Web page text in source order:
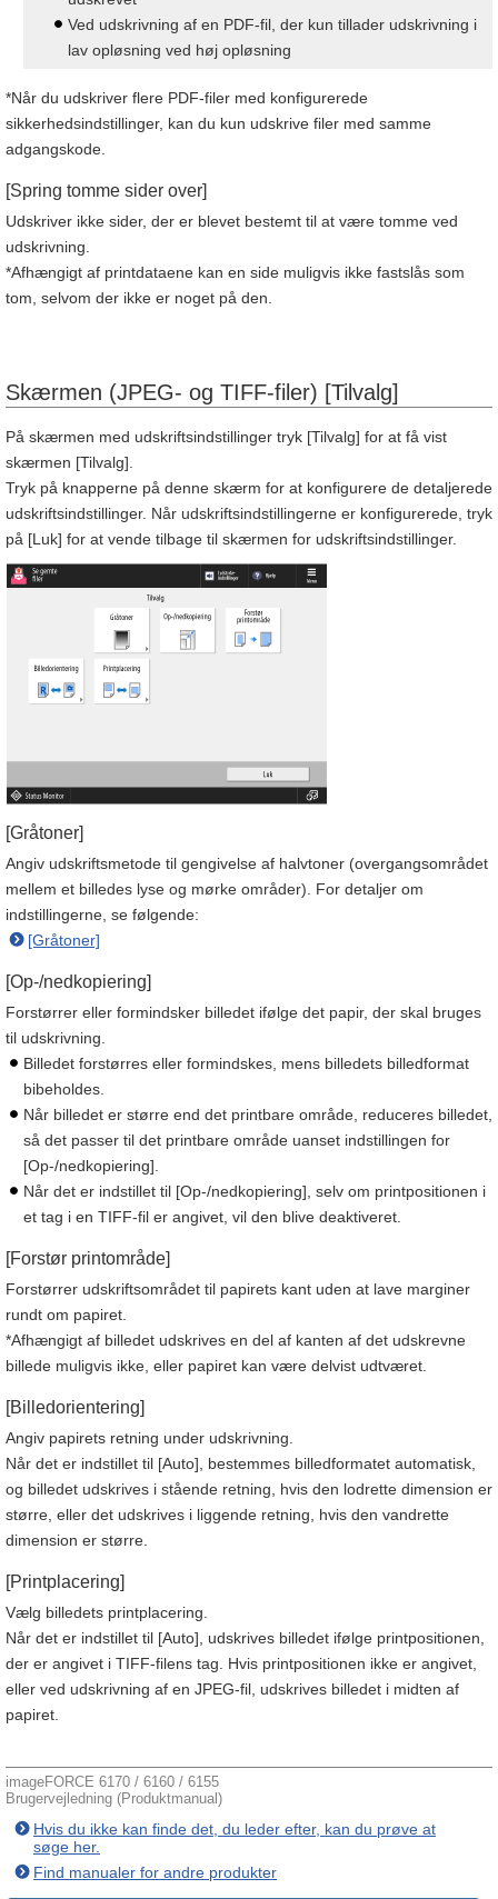
Ved udskrivning af en PDF-fil, der kun tillader udskrivning i
lav opløsning ved høj opløsning
*Når du udskriver flere PDF-filer med konfigurerede
sikkerhedsindstillinger, kan du kun udskrive filer med samme
adgangskode.
[Spring tomme sider over]
Udskriver ikke sider, der er blevet bestemt til at være tomme ved
udskrivning.
*Afhængigt af printdataene kan en side muligvis ikke fastslås som
tom, selvom der ikke er noget på den.
Skærmen (JPEG- og TIFF-filer) [Tilvalg]
På skærmen med udskriftsindstillinger tryk [Tilvalg] for at få vist
skærmen [Tilvalg].
Tryk på knapperne på denne skærm for at konfigurere de detaljerede
udskriftsindstillinger. Når udskriftsindstillingerne er konfigurerede, tryk
på [Luk] for at vende tilbage til skærmen for udskriftsindstillinger.
[Gråtoner]
Angiv udskriftsmetode til gengivelse af halvtoner (overgangsområdet
mellem et billedes lyse og mørke områder). For detaljer om
indstillingerne, se følgende:
[Gråtoner]
[Op-/nedkopiering]
Forstørrer eller formindsker billedet ifølge det papir, der skal bruges
til udskrivning.
Billedet forstørres eller formindskes, mens billedets billedformat
bibeholdes.
Når billedet er større end det printbare område, reduceres billedet,
så det passer til det printbare område uanset indstillingen for
[Op-/nedkopiering].
Når det er indstillet til [Op-/nedkopiering], selv om printpositionen i
et tag i en TIFF-fil er angivet, vil den blive deaktiveret.
[Forstør printområde]
Forstørrer udskriftsområdet til papirets kant uden at lave marginer
rundt om papiret.
*Afhængigt af billedet udskrives en del af kanten af det udskrevne
billede muligvis ikke, eller papiret kan være delvist udtværet.
[Billedorientering]
Angiv papirets retning under udskrivning.
Når det er indstillet til [Auto], bestemmes billedformatet automatisk,
og billedet udskrives i stående retning, hvis den lodrette dimension er
større, eller det udskrives i liggende retning, hvis den vandrette
dimension er større.
[Printplacering]
Vælg billedets printplacering.
Når det er indstillet til [Auto], udskrives billedet ifølge printpositionen,
der er angivet i TIFF-filens tag. Hvis printpositionen ikke er angivet,
eller ved udskrivning af en JPEG-fil, udskrives billedet i midten af
papiret.
imageFORCE 6170 / 6160 / 6155
Brugervejledning (Produktmanual)
Hvis du ikke kan finde det, du leder efter, kan du prøve at
søge her.
Find manualer for andre produkter